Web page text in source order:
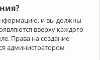
и вы должны
вверху каждого
Права на создание
администратором